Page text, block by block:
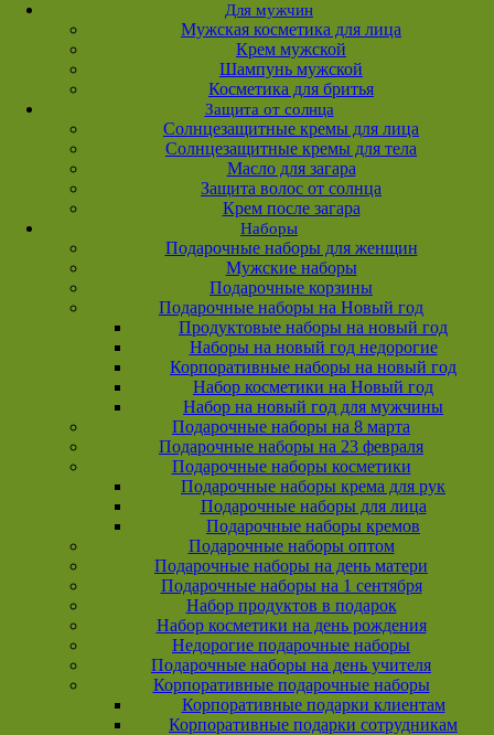
Для мужчин
Мужская косметика для лица
Крем мужской
Шампунь мужской
Косметика для бритья
Защита от солнца
Солнцезащитные кремы для лица
Солнцезащитные кремы для тела
Масло для загара
Защита волос от солнца
Крем после загара
Наборы
Подарочные наборы для женщин
Мужские наборы
Подарочные корзины
Подарочные наборы на Новый год
Продуктовые наборы на новый год
Наборы на новый год недорогие
Корпоративные наборы на новый год
Набор косметики на Новый год
Набор на новый год для мужчины
Подарочные наборы на 8 марта
Подарочные наборы на 23 февраля
Подарочные наборы косметики
Подарочные наборы крема для рук
Подарочные наборы для лица
Подарочные наборы кремов
Подарочные наборы оптом
Подарочные наборы на день матери
Подарочные наборы на 1 сентября
Набор продуктов в подарок
Набор косметики на день рождения
Недорогие подарочные наборы
Подарочные наборы на день учителя
Корпоративные подарочные наборы
Корпоративные подарки клиентам
Корпоративные подарки сотрудникам